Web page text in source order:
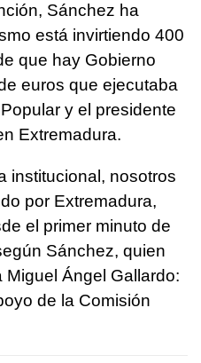
Sánchez ha
está invirtiendo 400
que hay Gobierno
euros que ejecutaba
y el presidente
Extremadura.
institucional, nosotros
por Extremadura,
el primer minuto de
Sánchez, quien
Ángel Gallardo:
de la Comisión